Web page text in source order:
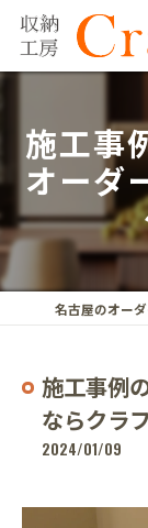
施工事
オーダ
施工事例
ならクラ
2024/01/09